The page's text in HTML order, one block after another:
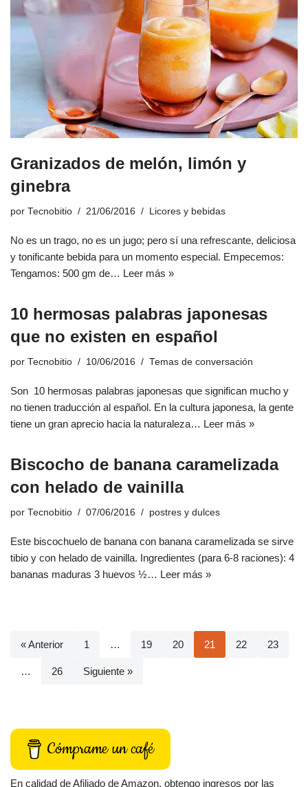
Granizados de melón, limón y
ginebra
por Tecnobitio 21/06/2016 Licores y bebidas
No es un trago, no es un jugo; pero sí una refrescante, deliciosa
y tonificante bebida para un momento especial. Empecemos:
Tengamos: 500 gm de… Leer más »
10 hermosas palabras japonesas
que no existen en español
por Tecnobitio 10/06/2016 Temas de conversación
Son 10 hermosas palabras japonesas que significan mucho y
no tienen traducción al español. En la cultura japonesa, la gente
tiene un gran aprecio hacia la naturaleza… Leer más »
Biscocho de banana caramelizada
con helado de vainilla
por Tecnobitio 07/06/2016 postres y dulces
Este biscochuelo de banana con banana caramelizada se sirve
tibio y con helado de vainilla. Ingredientes (para 6-8 raciones): 4
bananas maduras 3 huevos ½… Leer más »
« Anterior 1 … 19 20 21 22 23
… 26 Siguiente »
Cómprame un café
En calidad de Afiliado de Amazon, obtengo ingresos por las